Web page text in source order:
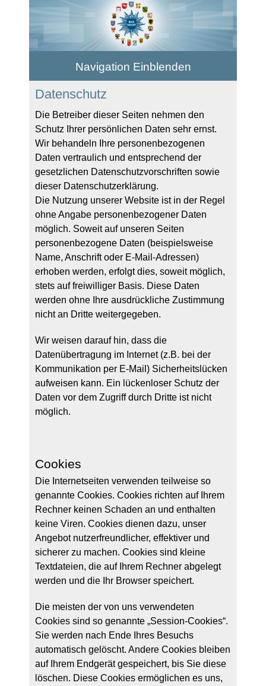
Navigation Einblenden
Datenschutz
Die Betreiber dieser Seiten nehmen den
Schutz Ihrer persönlichen Daten sehr ernst.
Wir behandeln Ihre personenbezogenen
Daten vertraulich und entsprechend der
gesetzlichen Datenschutzvorschriften sowie
dieser Datenschutzerklärung.
Die Nutzung unserer Website ist in der Regel
ohne Angabe personenbezogener Daten
möglich. Soweit auf unseren Seiten
personenbezogene Daten (beispielsweise
Name, Anschrift oder E-Mail-Adressen)
erhoben werden, erfolgt dies, soweit möglich,
stets auf freiwilliger Basis. Diese Daten
werden ohne Ihre ausdrückliche Zustimmung
nicht an Dritte weitergegeben.
Wir weisen darauf hin, dass die
Datenübertragung im Internet (z.B. bei der
Kommunikation per E-Mail) Sicherheitslücken
aufweisen kann. Ein lückenloser Schutz der
Daten vor dem Zugriff durch Dritte ist nicht
möglich.
Cookies
Die Internetseiten verwenden teilweise so
genannte Cookies. Cookies richten auf Ihrem
Rechner keinen Schaden an und enthalten
keine Viren. Cookies dienen dazu, unser
Angebot nutzerfreundlicher, effektiver und
sicherer zu machen. Cookies sind kleine
Textdateien, die auf Ihrem Rechner abgelegt
werden und die Ihr Browser speichert.
Die meisten der von uns verwendeten
Cookies sind so genannte „Session-Cookies“.
Sie werden nach Ende Ihres Besuchs
automatisch gelöscht. Andere Cookies bleiben
auf Ihrem Endgerät gespeichert, bis Sie diese
löschen. Diese Cookies ermöglichen es uns,